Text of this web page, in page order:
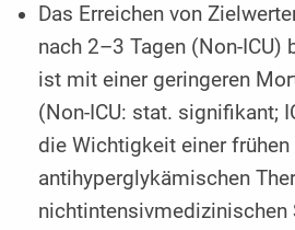
Das Erreichen von
nach 2–3 Tagen (Non-ICU)
ist mit einer geringeren
(Non-ICU: stat. signifikant;
die Wichtigkeit einer frühen
antihyperglykämischen
nichtintensivmedizinischen